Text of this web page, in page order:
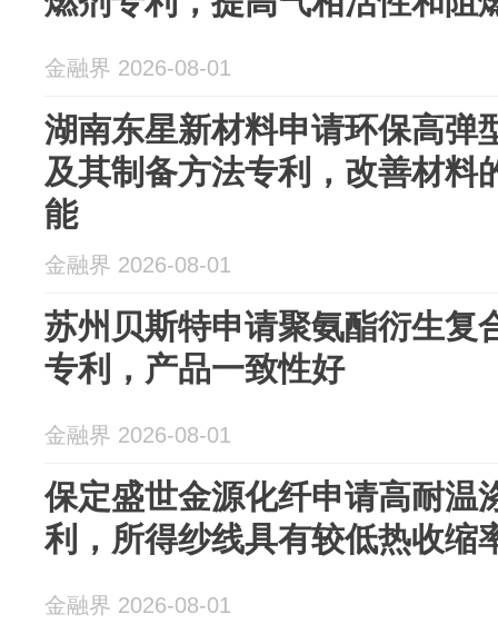
金融界 2026-08-01
湖南东星新材料申请环保高弹
及其制备方法专利，改善材料
能
金融界 2026-08-01
苏州贝斯特申请聚氨酯衍生复
专利，产品一致性好
金融界 2026-08-01
保定盛世金源化纤申请高耐温
利，所得纱线具有较低热收缩
金融界 2026-08-01